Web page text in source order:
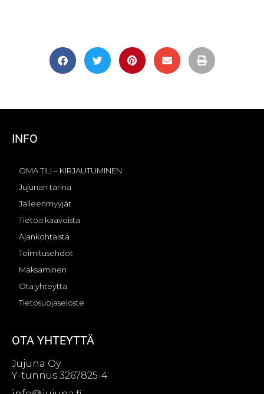
INFO
OMA TILI – KIRJAUTUMINEN
Jujunan tarina
Jälleenmyyjät
Tietoa kaavoista
Ajankohtaista
Toimitusehdot
Maksaminen
Ota yhteyttä
Tietosuojaseloste
OTA YHTEYTTÄ
Jujuna Oy
Y-tunnus 3267825-4